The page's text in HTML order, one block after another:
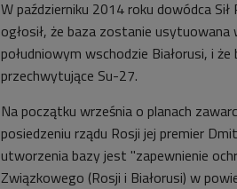
W październiku 2014 roku dowódca
ogłosił, że baza zostanie
południowym wschodzie Białorusi, i
przechwytujące Su-27.
Na początku września o planach
posiedzeniu rządu Rosji jej premier
utworzenia bazy jest "zapewnienie
Związkowego (Rosji i Białorusi) w